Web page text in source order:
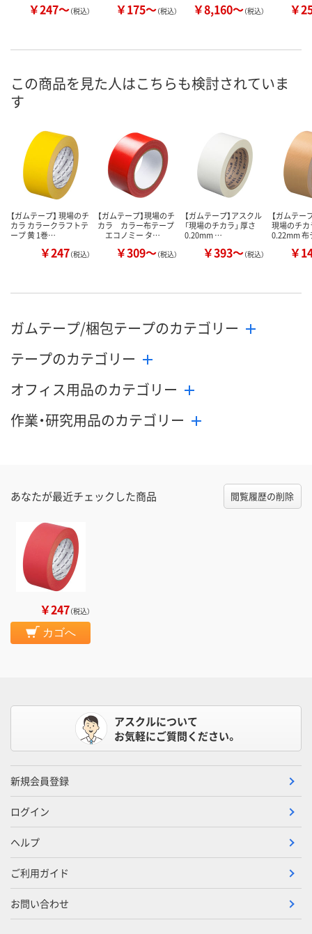
￥247～（税込） ￥175～（税込） ￥8,160～（税込） ￥
この商品を見た人はこちらも検討されていま
す
【ガムテープ】 現場のチ
カラ カラークラフトテ
ープ 黄 1巻…
￥247（税込）
【ガムテープ】現場のチ
カラ カラー布テープ
エコノミー タ…
￥309～（税込）
【ガムテープ】アスクル
「現場のチカラ」 厚さ
0.20mm …
￥393～（税込）
【ガムテー
現場のチカ
0.22mm
￥
ガムテープ/梱包テープのカテゴリー
テープのカテゴリー
オフィス用品のカテゴリー
作業・研究用品のカテゴリー
あなたが最近チェックした商品 閲覧履歴の削除
￥247（税込）
カゴへ
アスクルについて
お気軽にご質問ください。
新規会員登録
ログイン
ヘルプ
ご利用ガイド
お問い合わせ